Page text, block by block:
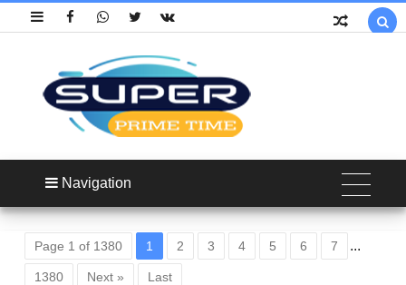

Navigation
Page 1 of 1380 1 2 3 4 5 6 7 ...
1380 Next » Last